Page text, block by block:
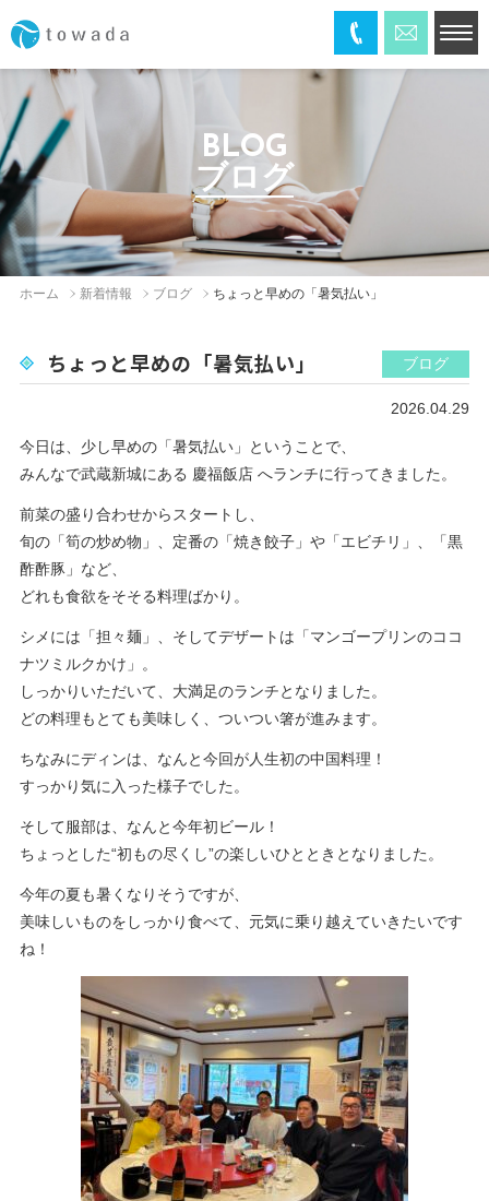
BLOG
ブログ
ホーム 新着情報 ブログ ちょっと早めの「暑気払い」
ちょっと早めの「暑気払い」 ブログ
2026.04.29
今日は、少し早めの「暑気払い」ということで、
みんなで武蔵新城にある 慶福飯店 へランチに行ってきました。
前菜の盛り合わせからスタートし、
旬の「筍の炒め物」、定番の「焼き餃子」や「エビチリ」、「黒
酢酢豚」など、
どれも食欲をそそる料理ばかり。
シメには「担々麺」、そしてデザートは「マンゴープリンのココ
ナツミルクかけ」。
しっかりいただいて、大満足のランチとなりました。
どの料理もとても美味しく、ついつい箸が進みます。
ちなみにディンは、なんと今回が人生初の中国料理！
すっかり気に入った様子でした。
そして服部は、なんと今年初ビール！
ちょっとした“初もの尽くし”の楽しいひとときとなりました。
今年の夏も暑くなりそうですが、
美味しいものをしっかり食べて、元気に乗り越えていきたいです
ね！